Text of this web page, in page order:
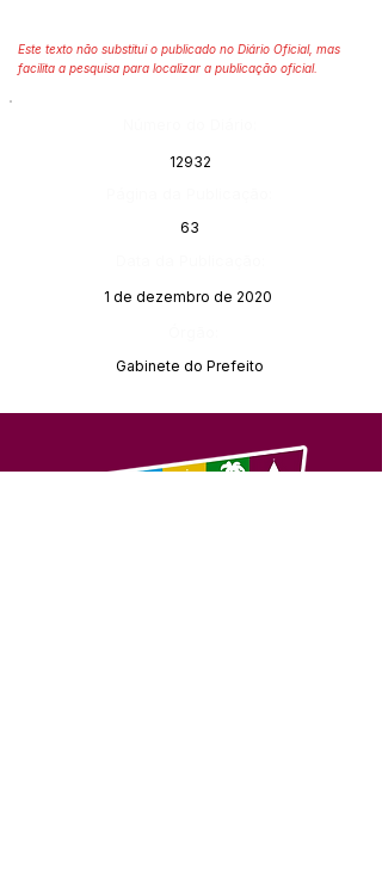
Este texto não substitui o publicado no Diário Oficial, mas
facilita a pesquisa para localizar a publicação oficial.
12932
63
1 de dezembro de 2020
Gabinete do Prefeito